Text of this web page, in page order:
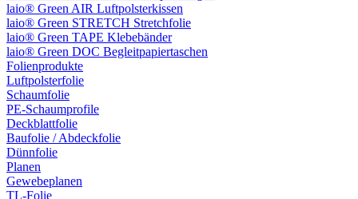
laio® Green AIR Luftpolsterkissen
laio® Green STRETCH Stretchfolie
laio® Green TAPE Klebebänder
laio® Green DOC Begleitpapiertaschen
Folienprodukte
Luftpolsterfolie
Schaumfolie
PE-Schaumprofile
Deckblattfolie
Baufolie / Abdeckfolie
Dünnfolie
Planen
Gewebeplanen
TL-Folie